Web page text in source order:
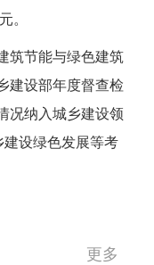
。
节能与绿色建筑
建设部年度督查检
况纳入城乡建设领
建设绿色发展等考
更多